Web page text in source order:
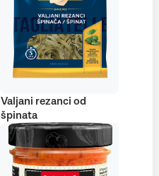
Valjani rezanci od
špinata